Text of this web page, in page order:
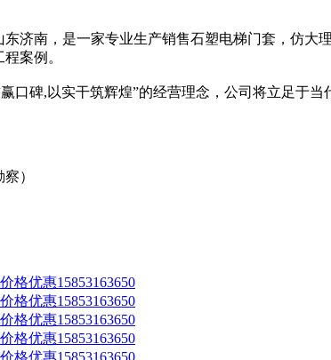
济南，是一家专业生产销售石塑电梯门套，仿大
案例。
口碑,以实干筑辉煌”的经营理念，公司将立足于
）
格优惠15853163650
格优惠15853163650
格优惠15853163650
格优惠15853163650
格优惠15853163650